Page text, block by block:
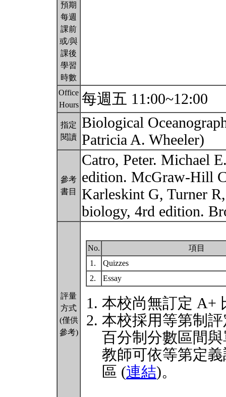
預期
每週
課前
或/與
課後
學習
時數
Office
Hours 每週五 11:00~12:00
指定
閱讀
Biological
Patricia A. Wheeler)
參考
書目
Catro, Peter. Michael
edition. McGraw-Hill
Karleskint G, Turner
biology, 4rd edition.
評量
方式
(僅供
參考)
No.
項目
1.
Quizzes
2.
Essay
本校尚無訂定 A+
本校採用等第制
百分制分數區間
教師可依等第定
區 (連結)。